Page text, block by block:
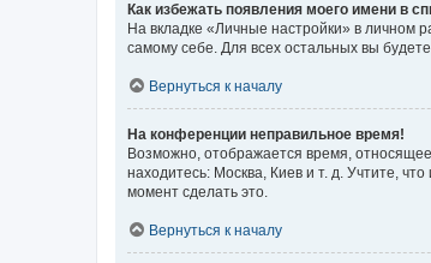
Как избежать появления моего имени в
На вкладке «Личные настройки» в личном
самому себе. Для всех остальных вы
Вернуться к началу
На конференции неправильное время!
Возможно, отображается время,
находитесь: Москва, Киев и т. д. Учтите,
момент сделать это.
Вернуться к началу